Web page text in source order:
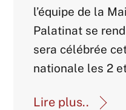
l’équipe de la
Palatinat se
sera célébrée
nationale les 2
Lire plus..